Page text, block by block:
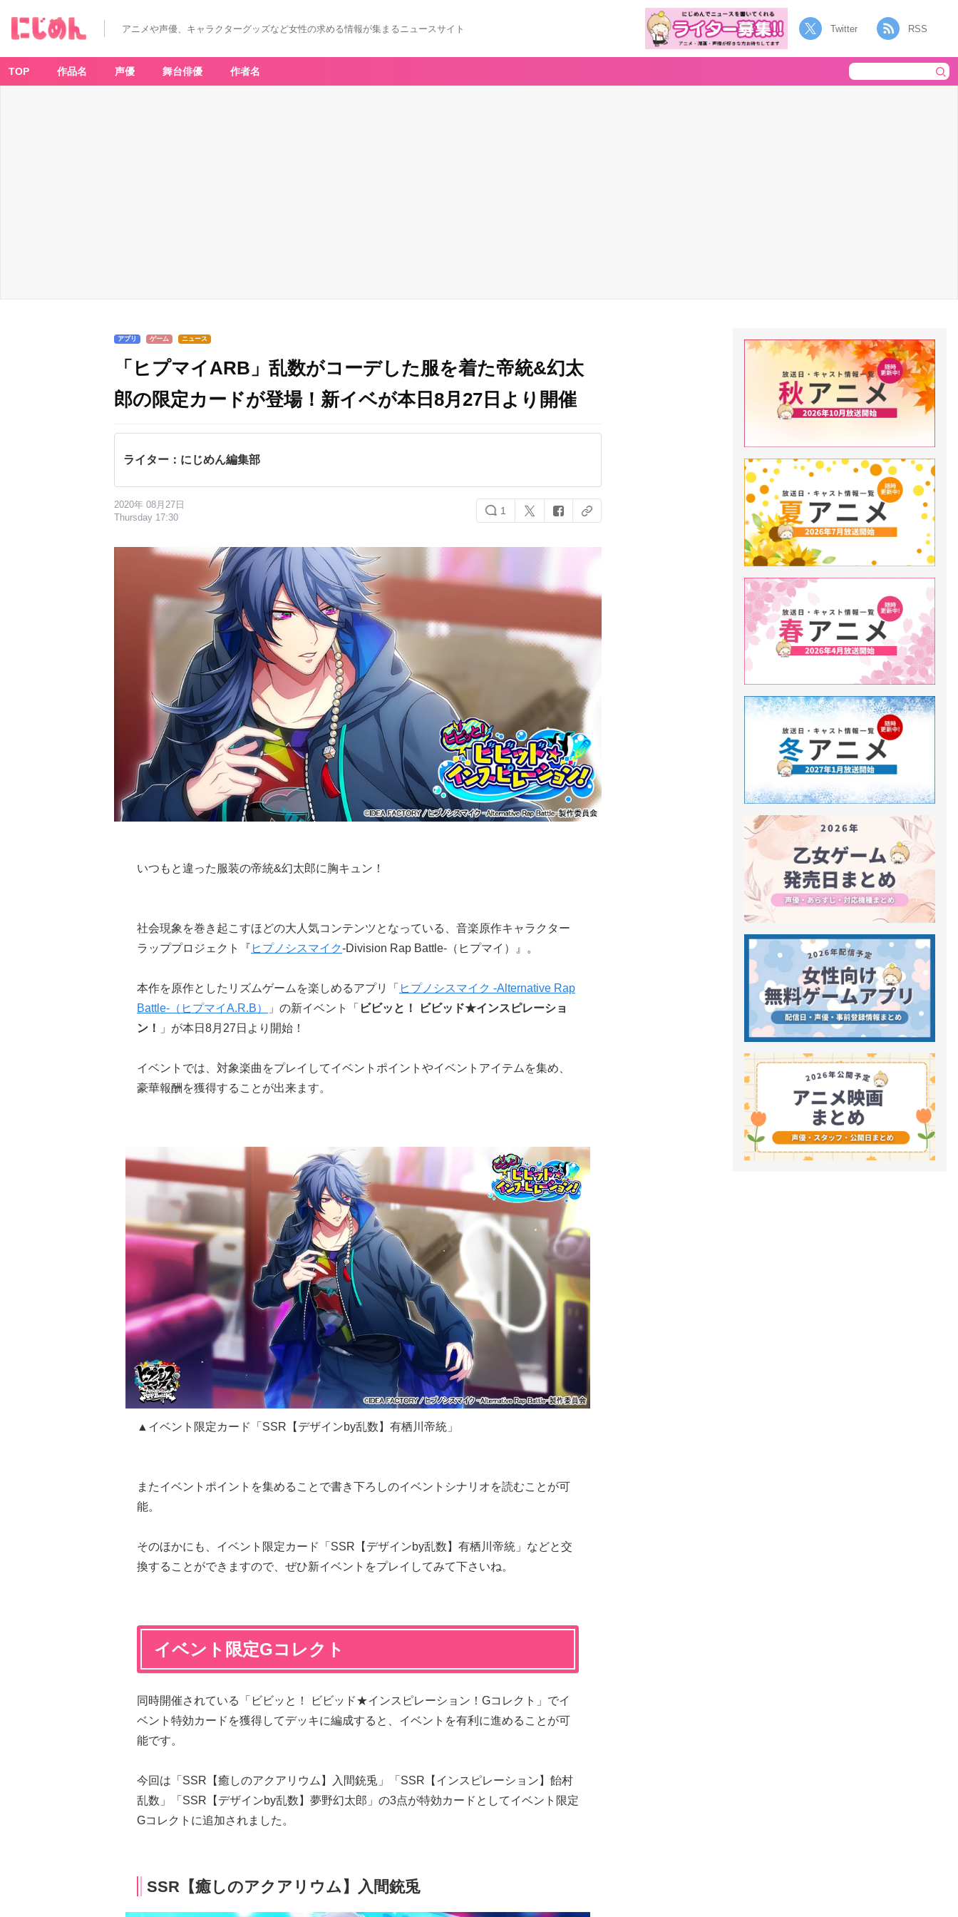
アニメや声優、キャラクターグッズなど女性の求める情報が集まるニュースサイト Twitter RSS
TOP 作品名 声優 舞台俳優 作者名
アプリ ゲーム ニュース
「ヒプマイARB」乱数がコーデした服を着た帝統&幻太
郎の限定カードが登場！新イベが本日8月27日より開催
ライター：にじめん編集部
2020年 08月27日
Thursday 17:30
1
いつもと違った服装の帝統&幻太郎に胸キュン！
社会現象を巻き起こすほどの大人気コンテンツとなっている、音楽原作キャラクター
ラッププロジェクト『 ヒプノシスマイク-Division Rap Battle-（ヒプマイ）』。
本作を原作としたリズムゲームを楽しめるアプリ「 ヒプノシスマイク -Alternative Rap
Battle-（ヒプマイA.R.B）
」の新イベント「 ビビッと！ ビビッド★インスピレーショ
ン！
」が本日8月27日より開始！
イベントでは、対象楽曲をプレイしてイベントポイントやイベントアイテムを集め、
豪華報酬を獲得することが出来ます。
▲イベント限定カード「 SSR 【デザインby乱数】有栖川帝統」
またイベントポイントを集めることで書き下ろしのイベントシナリオを読むことが可
能。
そのほかにも、イベント限定カード「 SSR 【デザインby乱数】有栖川帝統」などと交
換することができますので、ぜひ新イベントをプレイしてみて下さいね。
イベント限定Gコレクト
同時開催されている「ビビッと！ ビビッド★インスピレーション！ Gコレクト」でイ
ベント特効カードを獲得してデッキに編成すると、イベントを有利に進めることが可
能です。
今回は「SSR【癒しのアクアリウム】入間銃兎」「SSR【インスピレーション】飴村
乱数」「SSR【デザインby乱数】夢野幻太郎」の3点が特効カードとしてイベント限定
Gコレクトに追加されました。
SSR【癒しのアクアリウム】入間銃兎